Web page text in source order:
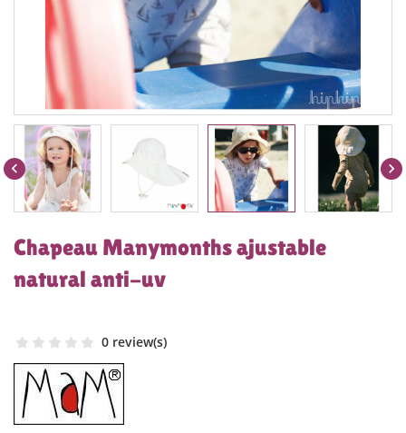
 
Chapeau Manymonths ajustable
natural anti-uv
0 review(s)